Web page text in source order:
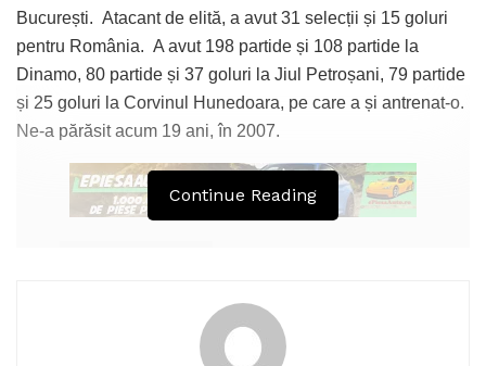
București. Atacant de elită, a avut 31 selecții și 15 goluri
pentru România. A avut 198 partide și 108 partide la
Dinamo, 80 partide și 37 goluri la Jiul Petroșani, 79 partide
și 25 goluri la Corvinul Hunedoara, pe care a și antrenat-o.
Ne-a părăsit acum 19 ani, în 2007.
Continue Reading